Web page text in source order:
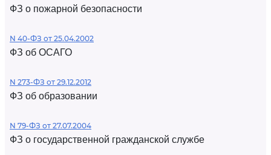
ФЗ о пожарной безопасности
N 40-ФЗ от 25.04.2002
ФЗ об ОСАГО
N 273-ФЗ от 29.12.2012
ФЗ об образовании
N 79-ФЗ от 27.07.2004
ФЗ о государственной гражданской службе